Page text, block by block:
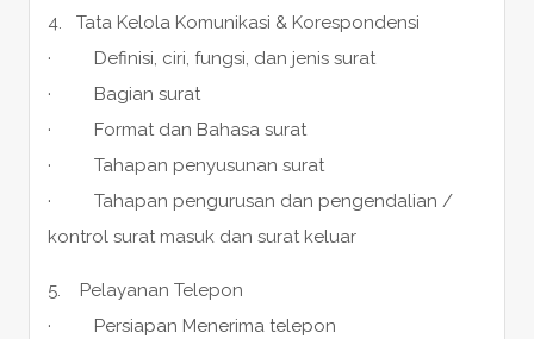
4. Tata Kelola Komunikasi & Korespondensi
· Definisi, ciri, fungsi, dan jenis surat
· Bagian surat
· Format dan Bahasa surat
· Tahapan penyusunan surat
· Tahapan pengurusan dan pengendalian /
kontrol surat masuk dan surat keluar
5. Pelayanan Telepon
· Persiapan Menerima telepon